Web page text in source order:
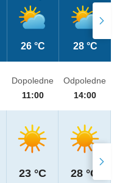
26 °C 28 °C
Dopoledne
11:00
23 °C
Odpoledne
14:00
28 °C